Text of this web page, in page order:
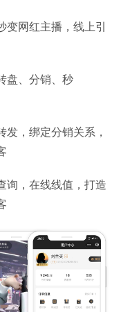
变网红主播，线上引
盘、分销、秒
发，绑定分销关系，
询，在线线值，打造